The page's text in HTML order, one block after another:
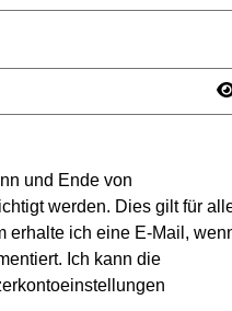
und Ende von
werden. Dies gilt für
erhalte ich eine E-Mail,
Ich kann die